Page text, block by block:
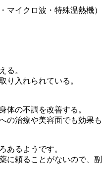
マイクロ波・特殊温熱機）
る。
り入れられている。
体の不調を改善する。
の治療や美容面でも効果も
あるようです。
に頼ることがないので、副